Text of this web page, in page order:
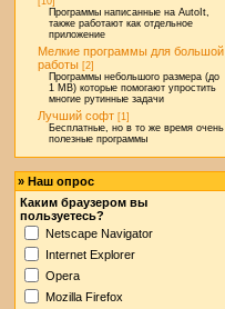
Программы написанные на AutoIt,
также работают как отдельное
приложение
Мелкие программы для большой
работы [2]
Программы небольшого размера (до
1 MB) которые помогают упростить
многие рутинные задачи
Лучший софт [1]
Бесплатные, но в то же время очень
полезные программы
» Наш опрос
Каким браузером вы
пользуетесь?
Netscape Navigator
Internet Explorer
Opera
Mozilla Firefox